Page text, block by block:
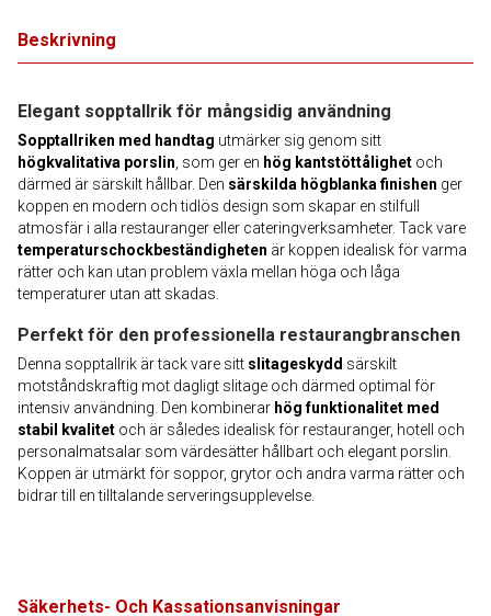
Beskrivning
Elegant sopptallrik för mångsidig användning
Sopptallriken med handtag utmärker sig genom sitt
högkvalitativa porslin , som ger en hög kantstöttålighet och
därmed är särskilt hållbar. Den särskilda högblanka finishen ger
koppen en modern och tidlös design som skapar en stilfull
atmosfär i alla restauranger eller cateringverksamheter. Tack vare
temperaturschockbeständigheten är koppen idealisk för varma
rätter och kan utan problem växla mellan höga och låga
temperaturer utan att skadas.
Perfekt för den professionella restaurangbranschen
Denna sopptallrik är tack vare sitt slitageskydd särskilt
motståndskraftig mot dagligt slitage och därmed optimal för
intensiv användning. Den kombinerar hög funktionalitet med
stabil kvalitet och är således idealisk för restauranger, hotell och
personalmatsalar som värdesätter hållbart och elegant porslin.
Koppen är utmärkt för soppor, grytor och andra varma rätter och
bidrar till en tilltalande serveringsupplevelse.
Säkerhets- Och Kassationsanvisningar